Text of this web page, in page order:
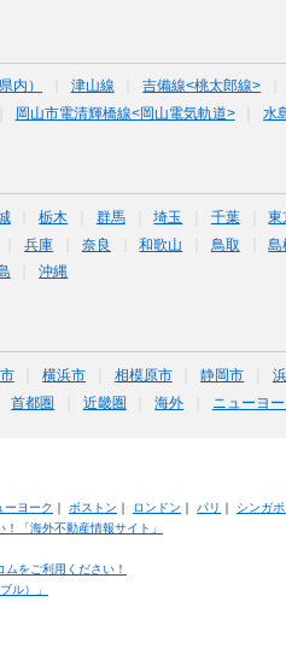
内） 津山線 吉備線<桃太郎線>
岡山市電清輝橋線<岡山電気軌道> 水
栃木 群馬 埼玉 千葉 東
兵庫 奈良 和歌山 鳥取 島
沖縄
横浜市 相模原市 静岡市
首都圏 近畿圏 海外 ニューヨー
ーヨーク ｜ ボストン ｜ ロンドン ｜ パリ ｜ シンガ
「海外不動産情報サイト」
をご利用ください！
ル）」